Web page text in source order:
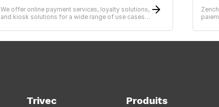
We offer online payment services, loyalty solutions,
and kiosk solutions for a wide range of use cases
Trivec Produits